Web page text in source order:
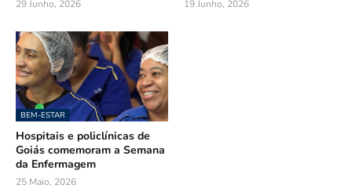
29 Junho, 2026 19 Junho, 2026
BEM-ESTAR
Hospitais e policlínicas de
Goiás comemoram a Semana
da Enfermagem
25 Maio, 2026